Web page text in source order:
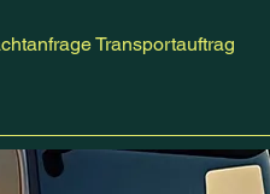
Transportauftrag